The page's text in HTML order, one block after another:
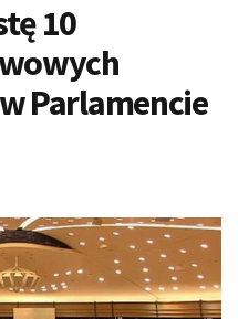
10
Parlamencie